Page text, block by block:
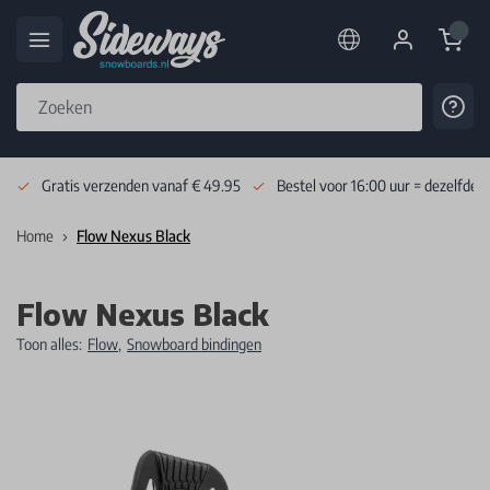
Cart
Gratis verzenden vanaf € 49.95 Bestel voor 16:00 uur = dezelfde
Home Flow Nexus Black
Flow Nexus Black
Toon alles: Flow, Snowboard bindingen